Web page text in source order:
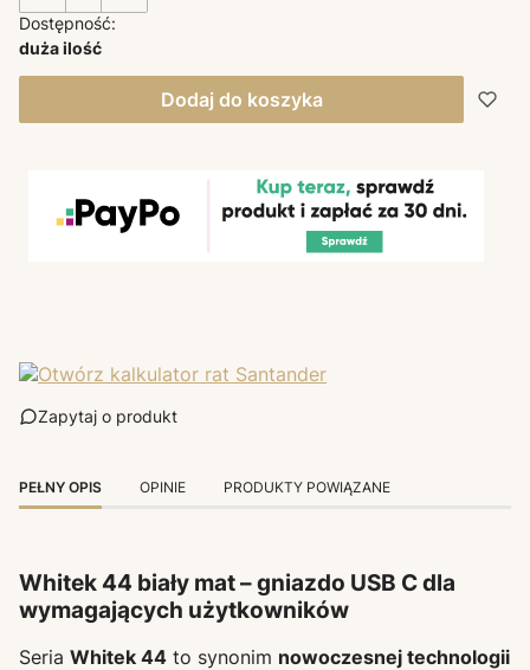
Dostępność:
duża ilość
Dodaj do koszyka
Zapytaj o produkt
PEŁNY OPIS OPINIE PRODUKTY POWIĄZANE
Whitek 44 biały mat – gniazdo USB C dla
wymagających użytkowników
Seria Whitek 44 to synonim nowoczesnej technologii